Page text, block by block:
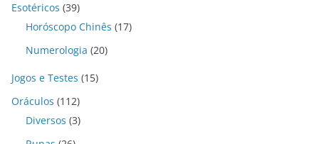
Esotéricos (39)
Horóscopo Chinês (17)
Numerologia (20)
Jogos e Testes (15)
Oráculos (112)
Diversos (3)